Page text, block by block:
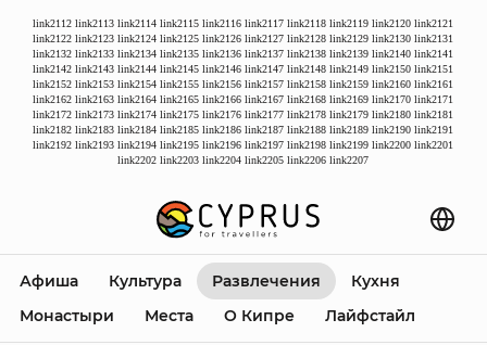
link2112 link2113 link2114 link2115 link2116 link2117 link2118 link2119 link2120 link2121
link2122 link2123 link2124 link2125 link2126 link2127 link2128 link2129 link2130 link2131
link2132 link2133 link2134 link2135 link2136 link2137 link2138 link2139 link2140 link2141
link2142 link2143 link2144 link2145 link2146 link2147 link2148 link2149 link2150 link2151
link2152 link2153 link2154 link2155 link2156 link2157 link2158 link2159 link2160 link2161
link2162 link2163 link2164 link2165 link2166 link2167 link2168 link2169 link2170 link2171
link2172 link2173 link2174 link2175 link2176 link2177 link2178 link2179 link2180 link2181
link2182 link2183 link2184 link2185 link2186 link2187 link2188 link2189 link2190 link2191
link2192 link2193 link2194 link2195 link2196 link2197 link2198 link2199 link2200 link2201
link2202 link2203 link2204 link2205 link2206 link2207
Афиша Культура Развлечения
Кухня
Монастыри
Места О Кипре Лайфстайл